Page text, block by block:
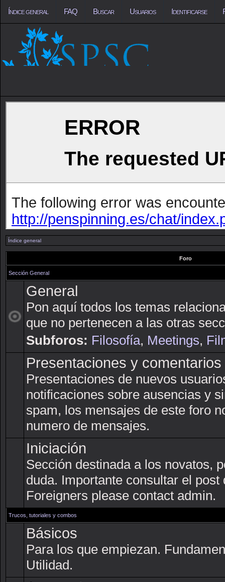
Índice general FAQ Buscar Usuarios Identificarse
Índice general
Foro
Sección General
General
Pon aquí todos los temas
que no pertenecen a las otras
Subforos: Filosofía, Meetings,
Presentaciones y comentarios
Presentaciones de nuevos
notificaciones sobre ausencias y
spam, los mensajes de este foro
numero de mensajes.
Iniciación
Sección destinada a los novatos,
duda. Importante consultar el post
Foreigners please contact admin.
Trucos, tutoriales y combos
Básicos
Para los que empiezan.
Utilidad.